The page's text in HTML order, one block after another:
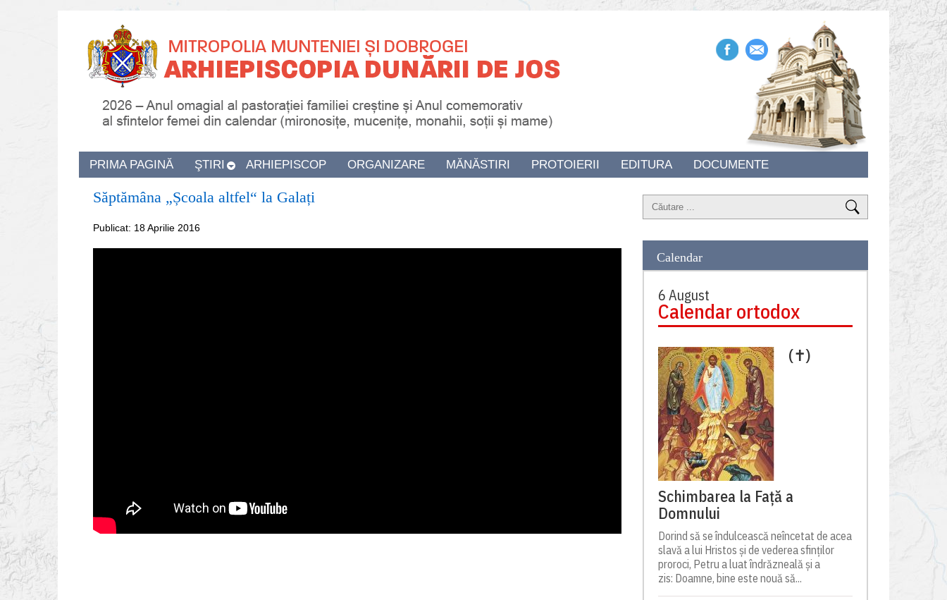
PRIMA PAGINĂ ŞTIRI ARHIEPISCOP ORGANIZARE MĂNĂSTIRI PROTOIERII EDITURA DOCUMENTE
Săptămâna „Școala altfel“ la Galați
Publicat: 18 Aprilie 2016
Calendar
6 August
Calendar ortodox
(✝)
Schimbarea la Față a
Domnului
Dorind să se îndulcească neîncetat de acea
slavă a lui Hristos și de vederea sfinților
proroci, Petru a luat îndrăzneală și a
zis: Doamne, bine este nouă să...